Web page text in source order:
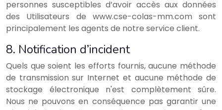
personnes susceptibles d’avoir accès aux données
des Utilisateurs de www.cse-colas-mm.com sont
principalement les agents de notre service client.
8. Notification d’incident
Quels que soient les efforts fournis, aucune méthode
de transmission sur Internet et aucune méthode de
stockage électronique n'est complètement sûre.
Nous ne pouvons en conséquence pas garantir une